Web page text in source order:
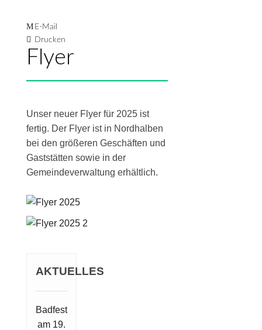
E-Mail
Drucken
Flyer
Unser neuer Flyer für 2025 ist
fertig. Der Flyer ist in Nordhalben
bei den größeren Geschäften und
Gaststätten sowie in der
Gemeindeverwaltung erhältlich.
AKTUELLES
Badfest
am 19.